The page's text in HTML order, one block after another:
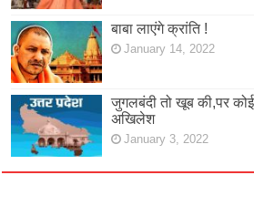
बाबा लाएंगे क्रांति !
January 14, 2022
जुगलबंदी तो खूब की,पर
अखिलेश
January 3, 2022